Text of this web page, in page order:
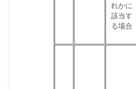
れかに
該当す
る場合